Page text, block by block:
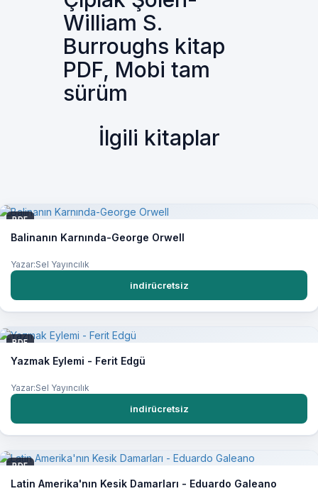
William S.
Burroughs kitap
PDF, Mobi tam
sürüm
İlgili kitaplar
PDF
Balinanın Karnında-George Orwell
Yazar:Sel Yayıncılık
indirücretsiz
PDF
Yazmak Eylemi - Ferit Edgü
Yazar:Sel Yayıncılık
indirücretsiz
PDF
Latin Amerika'nın Kesik Damarları - Eduardo Galeano